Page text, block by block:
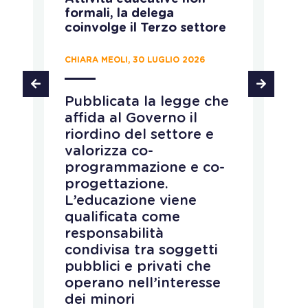
formali, la delega
coinvolge il Terzo settore
CHIARA MEOLI, 30 LUGLIO 2026
Pubblicata la legge che
affida al Governo il
riordino del settore e
valorizza co-
programmazione e co-
progettazione.
L’educazione viene
qualificata come
responsabilità
condivisa tra soggetti
pubblici e privati che
operano nell’interesse
dei minori